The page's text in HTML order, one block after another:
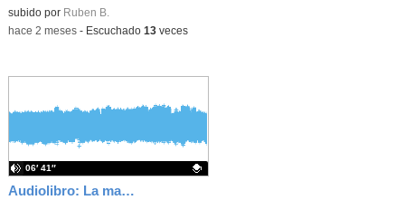
Contenido educativo.
subido por Ruben B.
-hace 2 meses- Escuchado 13veces
Audiolibro: La marca, capítulo 1
06′ 41″